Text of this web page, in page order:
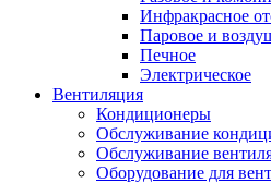
Инфракрасное
Паровое и
Печное
Электрическое
Вентиляция
Кондиционеры
Обслуживание
Обслуживание
Оборудование для